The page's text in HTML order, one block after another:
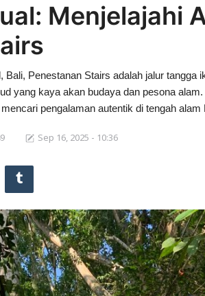
Menjelajahi
Bali, Penestanan Stairs adalah jalur tangga
yang kaya akan budaya dan pesona
pengalaman autentik di tengah alam
Sep 16, 2025 - 10:36